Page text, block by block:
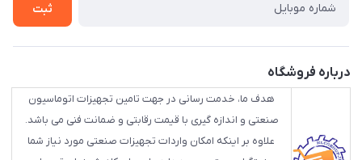
ثبت
درباره فروشگاه
هدف ما، خدمت رسانی در جهت تامین تجهیزات اتوماسیون
صنعتی و اندازه گیری با قیمت رقابتی و ضمانت فنی می باشد.
علاوه بر اینکه امکان واردات تجهیزات صنعتی مورد نیاز شما